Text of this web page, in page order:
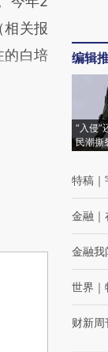
相关报
的白培
编辑
“入侵”
民潮撕
特稿 ｜
金融 ｜
金融我
世界 ｜
财新周